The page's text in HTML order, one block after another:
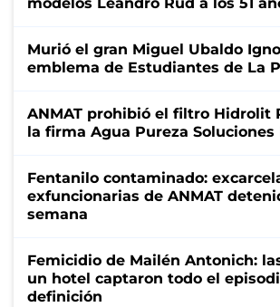
Murió el gran Miguel Ubaldo
emblema de Estudiantes de La
ANMAT prohibió el filtro Hidrolit
la firma Agua Pureza Soluciones
Fentanilo contaminado:
exfuncionarias de ANMAT
semana
Femicidio de Mailén Antonich:
un hotel captaron todo el
definición